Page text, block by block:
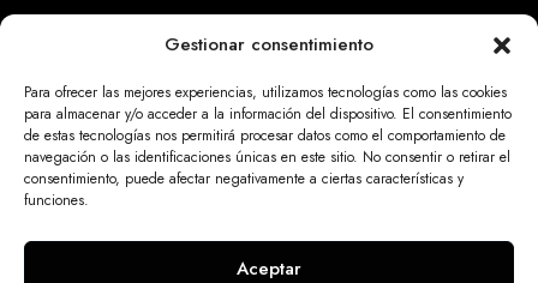
Gestionar consentimiento
Para ofrecer las mejores experiencias, utilizamos tecnologías como las cookies
para almacenar y/o acceder a la información del dispositivo. El consentimiento
de estas tecnologías nos permitirá procesar datos como el comportamiento de
navegación o las identificaciones únicas en este sitio. No consentir o retirar el
consentimiento, puede afectar negativamente a ciertas características y
funciones.
Aceptar
Noticias
Aviso Legal
Politicas Cookies